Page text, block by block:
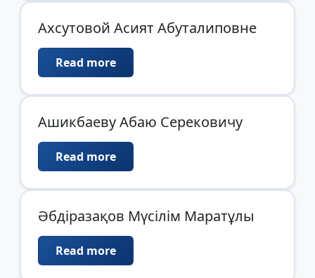
Ахсутовой Асият Абуталиповне
Read more
Ашикбаеву Абаю Серековичу
Read more
Әбдіразақов Мүсілім Маратұлы
Read more